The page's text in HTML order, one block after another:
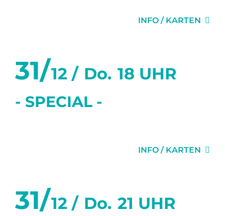
INFO / KARTEN
31/12 / Do. 18 UHR
- SPECIAL -
INFO / KARTEN
31/12 / Do. 21 UHR